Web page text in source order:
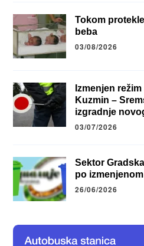
Tokom
beba
03/08/2026
Izmenjen
Kuzmin –
izgradnje
03/07/2026
Sektor
po
26/06/2026